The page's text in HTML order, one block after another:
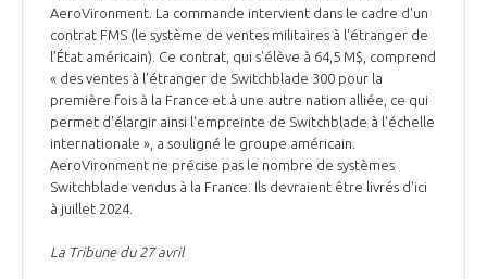
AeroVironment. La commande intervient dans le cadre d'un
contrat FMS (le système de ventes militaires à l'étranger de
l'État américain). Ce contrat, qui s'élève à 64,5 M$, comprend
« des ventes à l'étranger de Switchblade 300 pour la
première fois à la France et à une autre nation alliée, ce qui
permet d'élargir ainsi l'empreinte de Switchblade à l'échelle
internationale », a souligné le groupe américain.
AeroVironment ne précise pas le nombre de systèmes
Switchblade vendus à la France. Ils devraient être livrés d'ici
à juillet 2024.
La Tribune du 27 avril